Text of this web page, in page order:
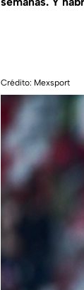
Crédito: Mexsport